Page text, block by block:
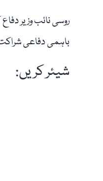
روسی نائب وزیر
باہمی دفاعی
شیئر کریں: